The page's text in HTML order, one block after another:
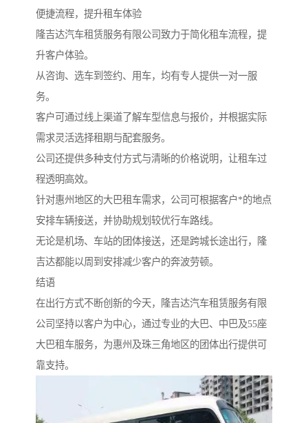
便捷流程，提升租车体验
隆吉达汽车租赁服务有限公司致力于简化租车流程，提
升客户体验。
从咨询、选车到签约、用车，均有专人提供一对一服
务。
客户可通过线上渠道了解车型信息与报价，并根据实际
需求灵活选择租期与配套服务。
公司还提供多种支付方式与清晰的价格说明，让租车过
程透明高效。
针对惠州地区的大巴租车需求，公司可根据客户*的地点
安排车辆接送，并协助规划较优行车路线。
无论是机场、车站的团体接送，还是跨城长途出行，隆
吉达都能以周到安排减少客户的奔波劳顿。
结语
在出行方式不断创新的今天，隆吉达汽车租赁服务有限
公司坚持以客户为中心，通过专业的大巴、中巴及55座
大巴租车服务，为惠州及珠三角地区的团体出行提供可
靠支持。